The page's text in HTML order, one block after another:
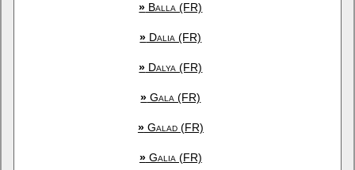
» Balla (FR)
» Dalia (FR)
» Dalya (FR)
» Gala (FR)
»Galad (FR)
»Galia (FR)